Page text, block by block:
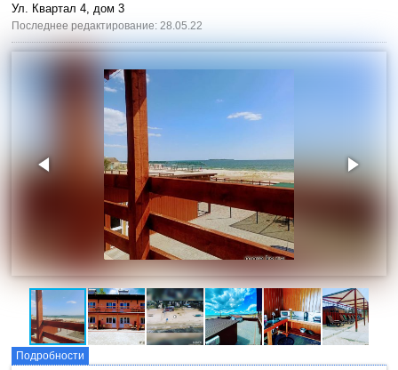
Ул. Квартал 4, дом 3
Последнее редактирование: 28.05.22
Подробности